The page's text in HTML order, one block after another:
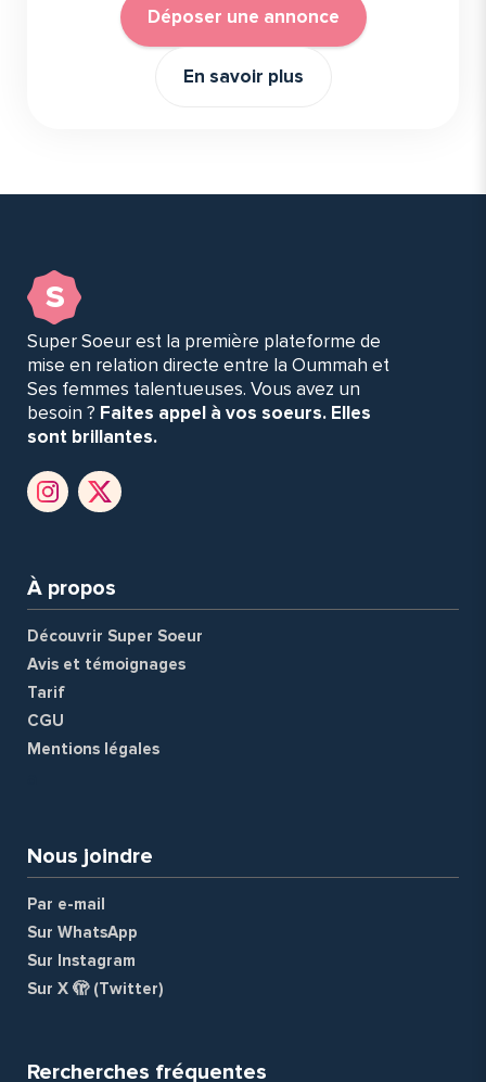
Déposer une annonce
En savoir plus
s
Super Soeur est la première plateforme de
mise en relation directe entre la Oummah et
Ses femmes talentueuses. Vous avez un
besoin ? Faites appel à vos soeurs. Elles
sont brillantes.
À propos
Découvrir Super Soeur
Avis et témoignages
Tarif
CGU
Mentions légales
Nous joindre
Par e-mail
Sur WhatsApp
Sur Instagram
Sur X 🫣 (Twitter)
Rercherches fréquentes